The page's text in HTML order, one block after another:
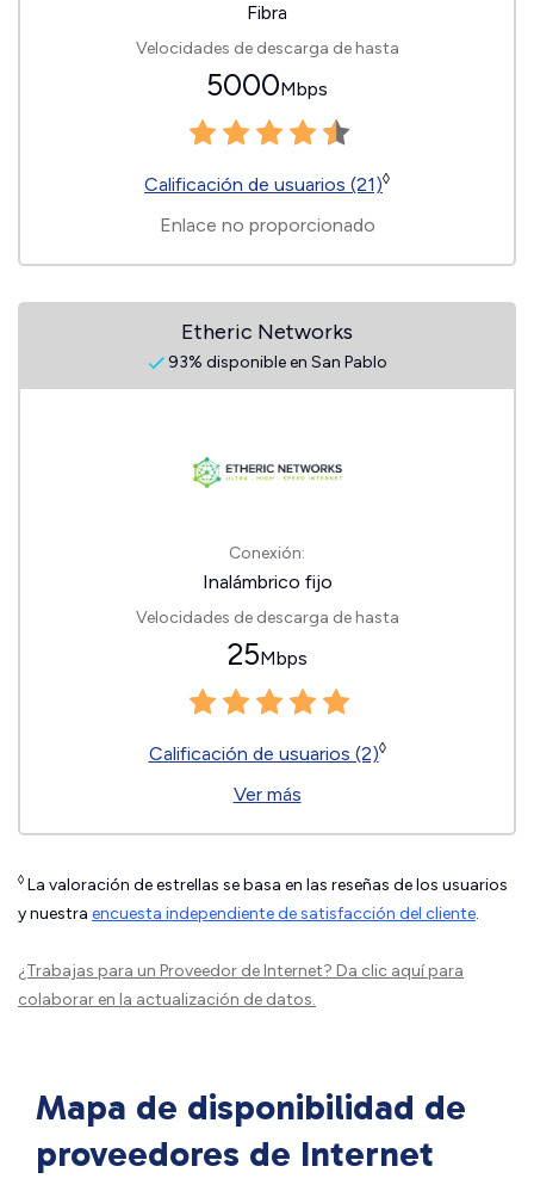
Fibra
Velocidades de descarga de hasta
5000Mbps
Calificación de usuarios (21)◊
Enlace no proporcionado
Etheric Networks
93% disponible en San Pablo
Conexión:
Inalámbrico fijo
Velocidades de descarga de hasta
25Mbps
Calificación de usuarios (2)◊
Ver más
◊ La valoración de estrellas se basa en las reseñas de los usuarios
y nuestra encuesta independiente de satisfacción del cliente.
¿Trabajas para un Proveedor de Internet? Da clic aquípara
colaborar en la actualización de datos.
Mapa de disponibilidad de
proveedores de Internet